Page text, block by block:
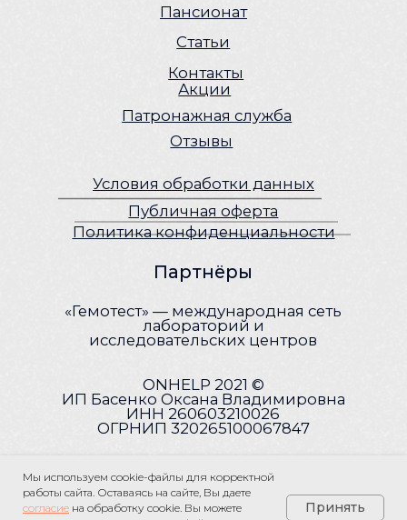
Мы используем cookie-файлы для корректной
работы сайта. Оставаясь на сайте, Вы даете
согласие на обработку cookie. Вы можете
Принять